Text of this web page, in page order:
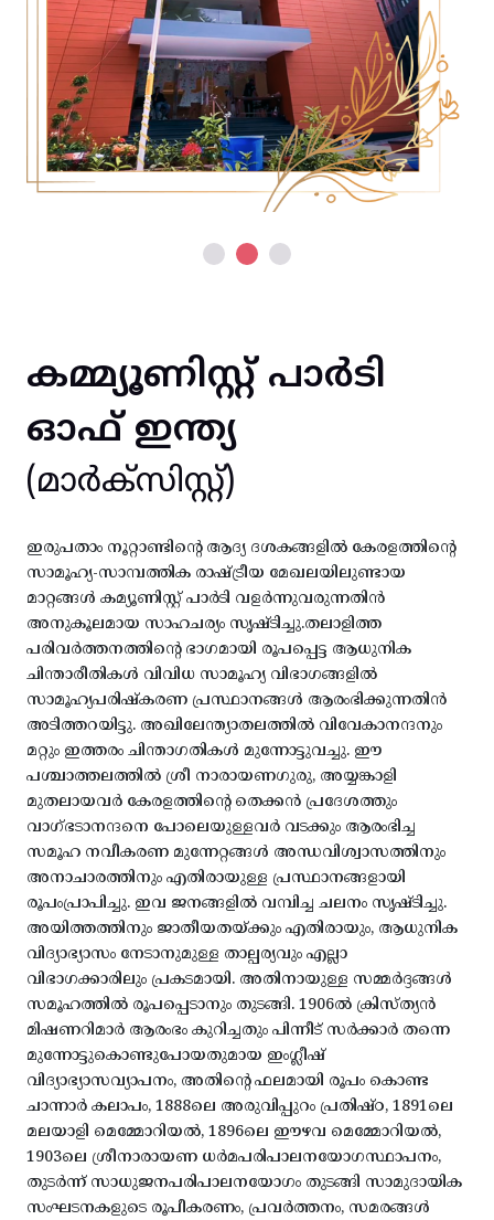
കമ്മ്യൂണിസ്റ്റ് പാർടി
ഓഫ് ഇന്ത്യ
(മാർക്സിസ്റ്റ്)
ഇരുപതാം നൂറ്റാണ്ടിന്റെ ആദ്യ ദശകങ്ങളിൽ കേരളത്തിന്റെ
സാമൂഹ്യ-സാമ്പത്തിക രാഷ്ട്രീയ മേഖലയിലുണ്ടായ
മാറ്റങ്ങൾ കമ്യൂണിസ്റ്റ് പാർടി വളർന്നുവരുന്നതിൻ
അനുകൂലമായ സാഹചര്യം സൃഷ്ടിച്ചു.തലാളിത്ത
പരിവർത്തനത്തിന്റെ ഭാഗമായി രൂപപ്പെട്ട ആധുനിക
ചിന്താരീതികൾ വിവിധ സാമൂഹ്യ വിഭാഗങ്ങളിൽ
സാമൂഹ്യപരിഷ്കരണ പ്രസ്ഥാനങ്ങൾ ആരംഭിക്കുന്നതിൻ
അടിത്തറയിട്ടു. അഖിലേന്ത്യാതലത്തിൽ വിവേകാനന്ദനും
മറ്റും ഇത്തരം ചിന്താഗതികൾ മുന്നോട്ടുവച്ചു. ഈ
പശ്ചാത്തലത്തിൽ ശ്രീ നാരായണഗുരു, അയ്യങ്കാളി
മുതലായവർ കേരളത്തിന്റെ തെക്കൻ പ്രദേശത്തും
വാഗ്ഭടാനന്ദനെ പോലെയുള്ളവർ വടക്കും ആരംഭിച്ച
സമൂഹ നവീകരണ മുന്നേറ്റങ്ങൾ അന്ധവിശ്വാസത്തിനും
അനാചാരത്തിനും എതിരായുള്ള പ്രസ്ഥാനങ്ങളായി
രൂപംപ്രാപിച്ചു. ഇവ ജനങ്ങളിൽ വമ്പിച്ച ചലനം സൃഷ്ടിച്ചു.
അയിത്തത്തിനും ജാതീയതയ്ക്കും എതിരായും, ആധുനിക
വിദ്യാഭ്യാസം നേടാനുമുള്ള താല്പര്യവും എല്ലാ
വിഭാഗക്കാരിലും പ്രകടമായി. അതിനായുള്ള സമ്മർദ്ദങ്ങൾ
സമൂഹത്തിൽ രൂപപ്പെടാനും തുടങ്ങി. 1906ൽ ക്രിസ്ത്യൻ
മിഷണറിമാർ ആരംഭം കുറിച്ചതും പിന്നീട് സർക്കാർ തന്നെ
മുന്നോട്ടുകൊണ്ടുപോയതുമായ ഇംഗ്ലീഷ്
വിദ്യാഭ്യാസവ്യാപനം, അതിന്റെ ഫലമായി രൂപം കൊണ്ട
ചാന്നാർ കലാപം, 1888ലെ അരുവിപ്പുറം പ്രതിഷ്ഠ, 1891ലെ
മലയാളി മെമ്മോറിയൽ, 1896ലെ ഈഴവ മെമ്മോറിയൽ,
1903ലെ ശ്രീനാരായണ ധർമപരിപാലനയോഗസ്ഥാപനം,
തുടർന്ന് സാധുജനപരിപാലനയോഗം തുടങ്ങി സാമുദായിക
സംഘടനകളുടെ രൂപീകരണം, പ്രവർത്തനം, സമരങ്ങൾ